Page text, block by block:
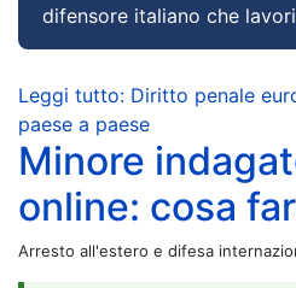
difensore italiano che
Leggi tutto: Diritto penale
paese a paese
Minore
online: cosa
Arresto all'estero e difesa